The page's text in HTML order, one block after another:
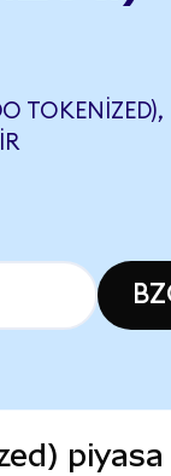
TOKENIZED),